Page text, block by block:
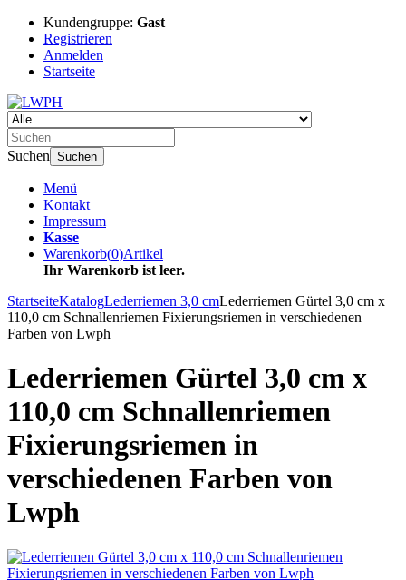
Kundengruppe: Gast
Registrieren
Anmelden
Startseite
Suchen Suchen
Menü
Kontakt
Impressum
Kasse
Warenkorb(0)Artikel
Ihr Warenkorb ist leer.
StartseiteKatalogLederriemen 3,0 cmLederriemen Gürtel 3,0 cm x
110,0 cm Schnallenriemen Fixierungsriemen in verschiedenen
Farben von Lwph
Lederriemen Gürtel 3,0 cm x
110,0 cm Schnallenriemen
Fixierungsriemen in
verschiedenen Farben von
Lwph